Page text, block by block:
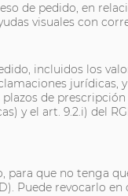
de pedido, en
visuales con
incluidos los
jurídicas,
de prescripción
y el art. 9.2.i) del
para que no tenga
Puede revocarlo